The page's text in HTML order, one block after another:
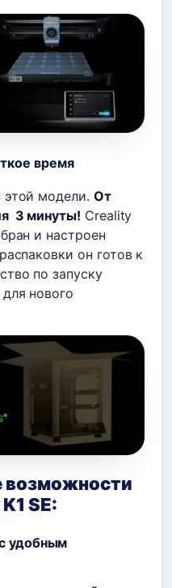
время
модели. От
3 минуты! Creality
и настроен
он готов к
по запуску
нового
возможности
SE:
удобным